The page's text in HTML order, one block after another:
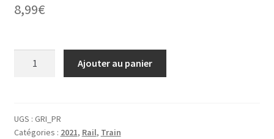
8,99€
Raccords
Ajouter au panier
UGS : GRI_PR
Catégories : 2021, Rail, Train